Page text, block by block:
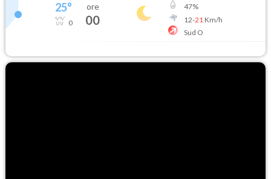
25°
0
ore
00
47%
12-21 Km/h
Sud O